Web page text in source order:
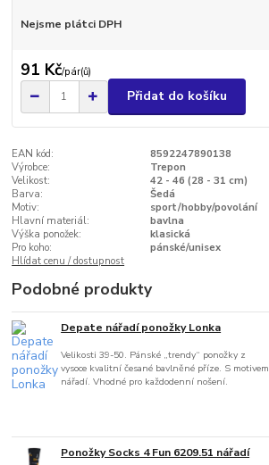
Nejsme plátci DPH
91 Kč/pár(ů)
Přidat do košíku
EAN kód:
8592247890138
Výrobce:
Trepon
Velikost:
42 - 46 (28 - 31 cm)
Barva:
Šedá
Motiv:
sport/hobby/povolání
Hlavní materiál:
bavlna
Výška ponožek:
klasická
Pro koho:
pánské/unisex
Hlídat cenu / dostupnost
Podobné produkty
Depate nářadí ponožky Lonka
Velikosti 39-50. Pánské „trendy“ ponožky z
vysoce kvalitní česané bavlněné příze. S motivem
nářadí. Vhodné pro každodenní nošení.
Ponožky Socks 4 Fun 6209.51 nářadí